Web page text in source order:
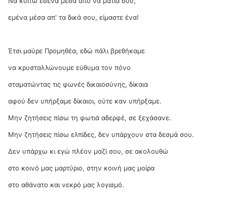
εμένα μέσα απ' τα δικά σου, είμαστε ένα!
Έτσι μαύρε Προμηθέα, εδώ πάλι βρεθήκαμε
να κρυσταλλώνουμε εύθυμα τον πόνο
σταματώντας τις φωνές δικαιοσύνης, δίκαια
αφού δεν υπήρξαμε δίκαιοι, ούτε καν υπήρξαμε.
Μην ζητήσεις πίσω τη φωτιά αδερφέ, σε ξεχάσανε.
Μην ζητήσεις πίσω ελπίδες, δεν υπάρχουν στα δεσμά σου.
Δεν υπάρχω κι εγώ πλέον μαζί σου, σε ακολουθώ
στο κοινό μας μαρτύριο, στην κοινή μας μοίρα
στο αθάνατο και νεκρό μας λογισμό.